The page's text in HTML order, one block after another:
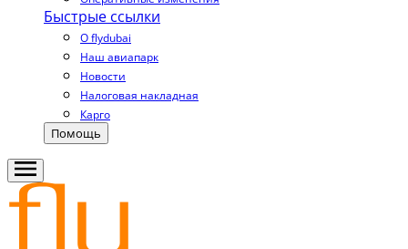
Быстрые ссылки
О flydubai
Наш авиапарк
Новости
Налоговая накладная
Карго
Помощь